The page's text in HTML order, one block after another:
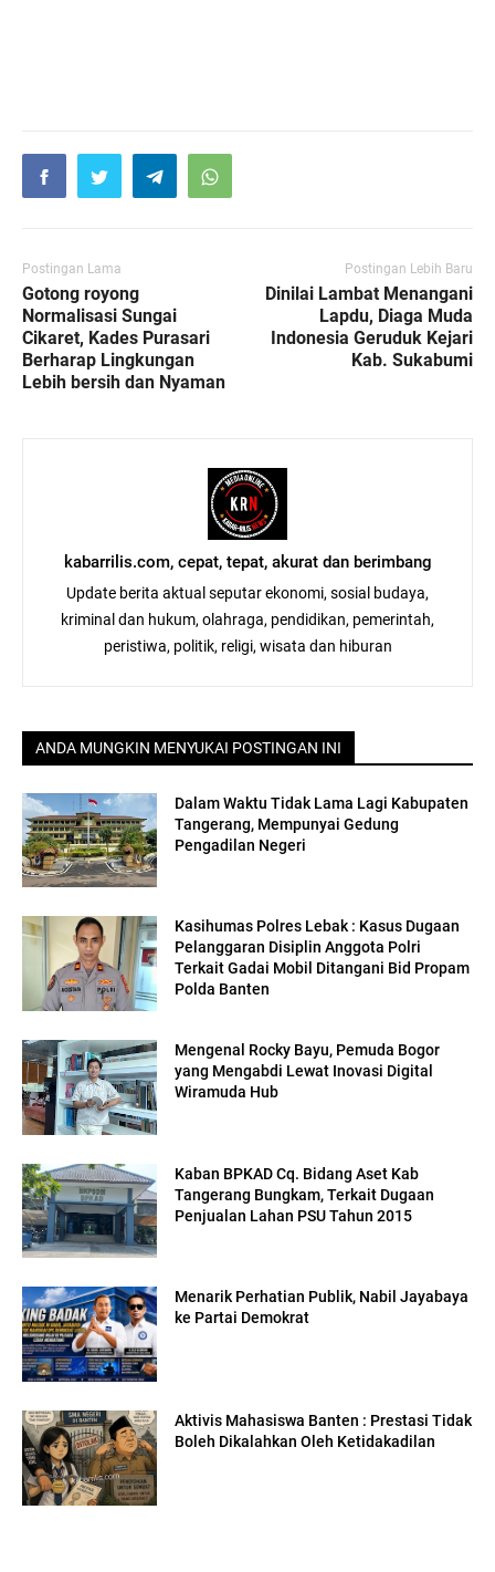
Postingan Lama
Gotong royong
Normalisasi Sungai
Cikaret, Kades Purasari
Berharap Lingkungan
Lebih bersih dan Nyaman
Postingan Lebih Baru
Dinilai Lambat Menangani
Lapdu, Diaga Muda
Indonesia Geruduk Kejari
Kab. Sukabumi
kabarrilis.com, cepat, tepat, akurat dan berimbang
Update berita aktual seputar ekonomi, sosial budaya,
kriminal dan hukum, olahraga, pendidikan, pemerintah,
peristiwa, politik, religi, wisata dan hiburan
ANDA MUNGKIN MENYUKAI POSTINGAN INI
Dalam Waktu Tidak Lama Lagi Kabupaten
Tangerang, Mempunyai Gedung
Pengadilan Negeri
Kasihumas Polres Lebak : Kasus Dugaan
Pelanggaran Disiplin Anggota Polri
Terkait Gadai Mobil Ditangani Bid Propam
Polda Banten
Mengenal Rocky Bayu, Pemuda Bogor
yang Mengabdi Lewat Inovasi Digital
Wiramuda Hub
Kaban BPKAD Cq. Bidang Aset Kab
Tangerang Bungkam, Terkait Dugaan
Penjualan Lahan PSU Tahun 2015
Menarik Perhatian Publik, Nabil Jayabaya
ke Partai Demokrat
Aktivis Mahasiswa Banten : Prestasi Tidak
Boleh Dikalahkan Oleh Ketidakadilan